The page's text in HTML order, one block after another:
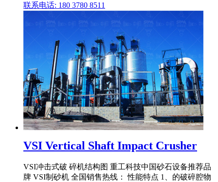
联系电话: 180 3780 8511
VSI Vertical Shaft Impact Crusher
VSI冲击式破 碎机结构图 重工科技中国砂石设备推荐品
牌 VSI制砂机 全国销售热线： 性能特点 1、的破碎腔物